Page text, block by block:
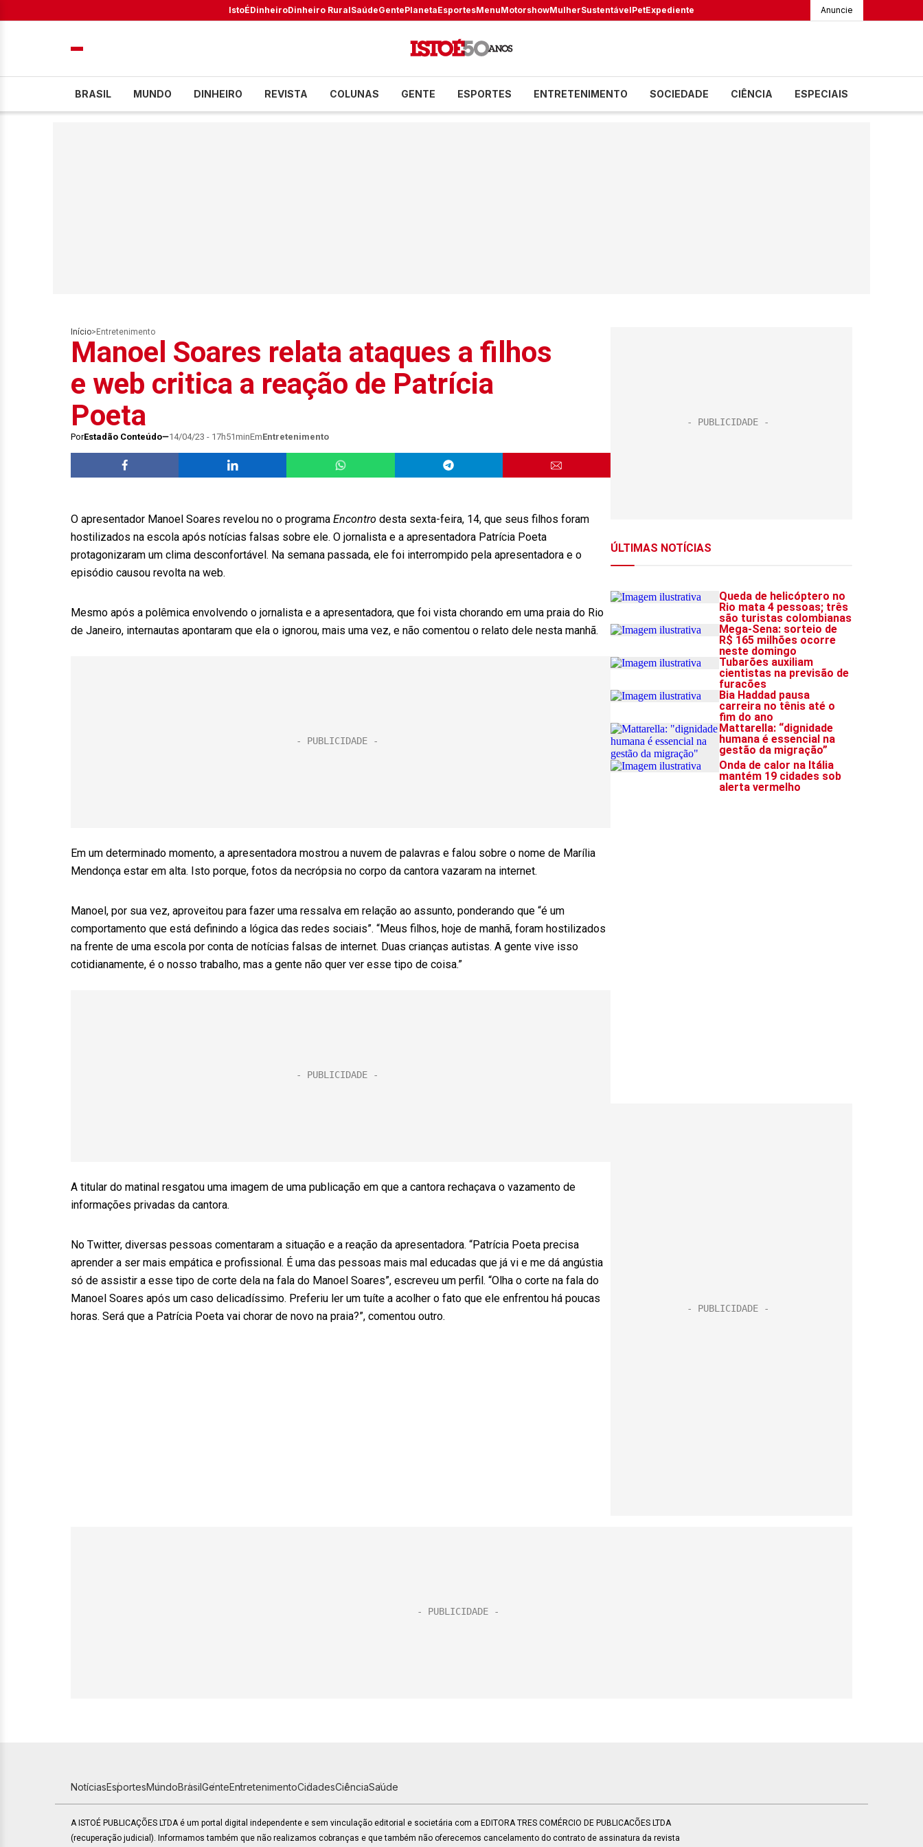
IstoÉDinheiroDinheiro RuralSaúdeGentePlanetaEsportesMenuMotorshowMulherSustentávelPetExpediente Anuncie
BRASIL MUNDO DINHEIRO REVISTA COLUNAS GENTE ESPORTES ENTRETENIMENTO SOCIEDADE CIÊNCIA ESPECIAIS
Início> Entretenimento
Manoel Soares relata ataques a filhos
e web critica a reação de Patrícia
Poeta
PorEstadão Conteúdo 14/04/23 - 17h51minEmEntretenimento
O apresentador Manoel Soares revelou no o programa Encontro desta sexta-feira, 14, que seus filhos foram
hostilizados na escola após notícias falsas sobre ele. O jornalista e a apresentadora Patrícia Poeta
protagonizaram um clima desconfortável. Na semana passada, ele foi interrompido pela apresentadora e o
episódio causou revolta na web.
Mesmo após a polêmica envolvendo o jornalista e a apresentadora, que foi vista chorando em uma praia do Rio
de Janeiro, internautas apontaram que ela o ignorou, mais uma vez, e não comentou o relato dele nesta manhã.
Em um determinado momento, a apresentadora mostrou a nuvem de palavras e falou sobre o nome de Marília
Mendonça estar em alta. Isto porque, fotos da necrópsia no corpo da cantora vazaram na internet.
Manoel, por sua vez, aproveitou para fazer uma ressalva em relação ao assunto, ponderando que “é um
comportamento que está definindo a lógica das redes sociais”. “Meus filhos, hoje de manhã, foram hostilizados
na frente de uma escola por conta de notícias falsas de internet. Duas crianças autistas. A gente vive isso
cotidianamente, é o nosso trabalho, mas a gente não quer ver esse tipo de coisa.”
A titular do matinal resgatou uma imagem de uma publicação em que a cantora rechaçava o vazamento de
informações privadas da cantora.
No Twitter, diversas pessoas comentaram a situação e a reação da apresentadora. “Patrícia Poeta precisa
aprender a ser mais empática e profissional. É uma das pessoas mais mal educadas que já vi e me dá angústia
só de assistir a esse tipo de corte dela na fala do Manoel Soares”, escreveu um perfil. “Olha o corte na fala do
Manoel Soares após um caso delicadíssimo. Preferiu ler um tuíte a acolher o fato que ele enfrentou há poucas
horas. Será que a Patrícia Poeta vai chorar de novo na praia?”, comentou outro.
NotíciasEsportesMundoBrasilGenteEntretenimentoCidadesCiênciaSaúde
A ISTOÉ PUBLICAÇÕES LTDA é um portal digital independente e sem vinculação editorial e societária com a EDITORA TRES COMÉRCIO DE PUBLICACÕES LTDA
(recuperação judicial). Informamos também que não realizamos cobranças e que também não oferecemos cancelamento do contrato de assinatura da revista